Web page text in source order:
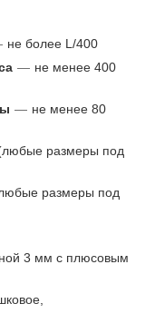
не более L/400
— не менее 400
— не менее 80
размеры под
размеры под
3 мм с плюсовым